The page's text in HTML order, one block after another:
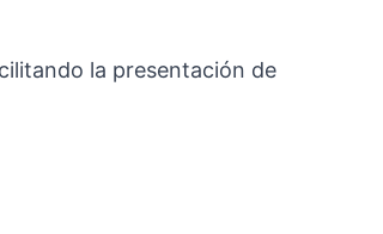
la presentación de